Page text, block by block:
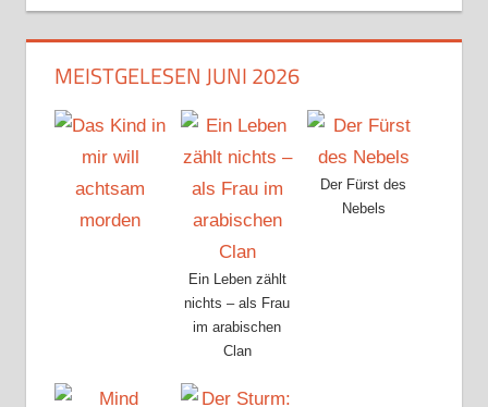
MEISTGELESEN JUNI 2026
Ein Leben zählt
nichts – als Frau
im arabischen
Clan
Der Fürst des
Nebels